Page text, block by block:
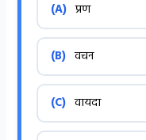
(A) प्रण
(B) वचन
(C) वायदा